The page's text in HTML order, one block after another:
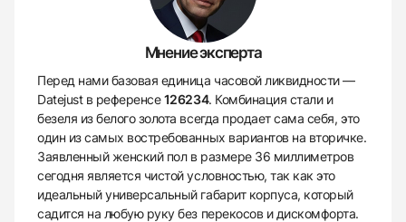
Мнение эксперта
Перед нами базовая единица часовой ликвидности —
Datejust в референсе126234. Комбинация стали и
безеля из белого золота всегда продает сама себя, это
один из самых востребованных вариантов на вторичке.
Заявленный женский пол в размере 36 миллиметров
сегодня является чистой условностью, так как это
идеальный универсальный габарит корпуса, который
садится на любую руку без перекосов и дискомфорта.